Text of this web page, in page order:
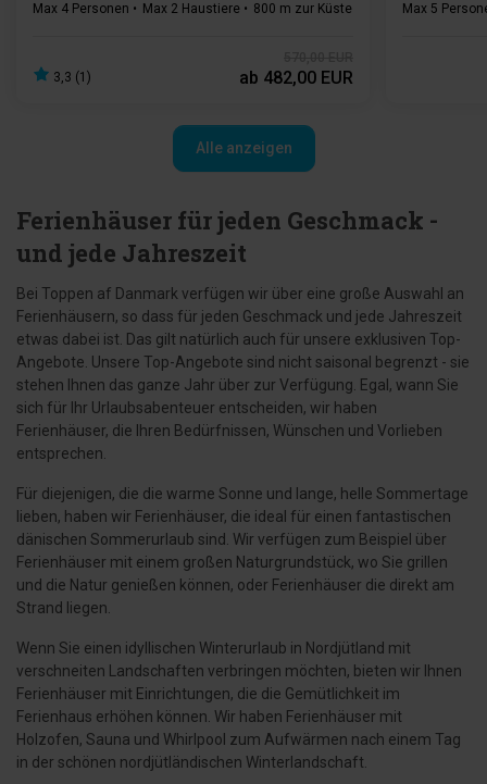
Max 4 Personen Max 2 Haustiere 800 m zur Küste 2 Schlafzimmer
3,3 (1) ab 482,00 EUR
Max 5
Alle anzeigen
Ferienhäuser für jeden Geschmack -
und jede Jahreszeit
Bei Toppen af Danmark verfügen wir über eine große Auswahl an
Ferienhäusern, so dass für jeden Geschmack und jede Jahreszeit
etwas dabei ist. Das gilt natürlich auch für unsere exklusiven Top-
Angebote. Unsere Top-Angebote sind nicht saisonal begrenzt - sie
stehen Ihnen das ganze Jahr über zur Verfügung. Egal, wann Sie
sich für Ihr Urlaubsabenteuer entscheiden, wir haben
Ferienhäuser, die Ihren Bedürfnissen, Wünschen und Vorlieben
entsprechen.
Für diejenigen, die die warme Sonne und lange, helle Sommertage
lieben, haben wir Ferienhäuser, die ideal für einen fantastischen
dänischen Sommerurlaub sind. Wir verfügen zum Beispiel über
Ferienhäuser mit einem großen Naturgrundstück, wo Sie grillen
und die Natur genießen können, oder Ferienhäuser die direkt am
Strand liegen.
Wenn Sie einen idyllischen Winterurlaub in Nordjütland mit
verschneiten Landschaften verbringen möchten, bieten wir Ihnen
Ferienhäuser mit Einrichtungen, die die Gemütlichkeit im
Ferienhaus erhöhen können. Wir haben Ferienhäuser mit
Holzofen, Sauna und Whirlpool zum Aufwärmen nach einem Tag
in der schönen nordjütländischen Winterlandschaft.